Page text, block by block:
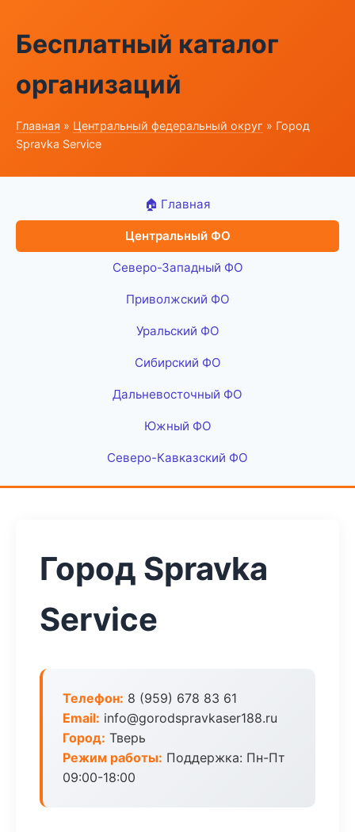
Бесплатный каталог
организаций
Главная » Центральный федеральный округ » Город
Spravka Service
🏠 Главная
Центральный ФО
Северо-Западный ФО
Приволжский ФО
Уральский ФО
Сибирский ФО
Дальневосточный ФО
Южный ФО
Северо-Кавказский ФО
Город Spravka
Service
Телефон: 8 (959) 678 83 61
Email: info@gorodspravkaser188.ru
Город: Тверь
Режим работы: Поддержка: Пн-Пт
09:00-18:00